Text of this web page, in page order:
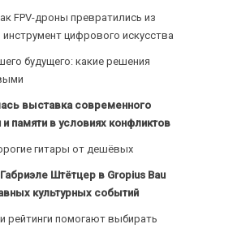
FPV-дроны превратились из
цифрового искусства
будущего: какие решения
выставка современного
памяти в условиях конфликтов
гитары от дешёвых
Штётцер в Gropius Bau
культурных событий
рейтинги помогают выбирать